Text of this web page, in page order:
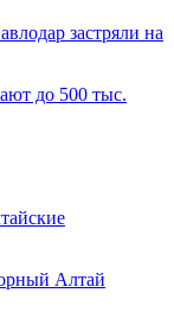
застряли на
до 500 тыс.
Алтай